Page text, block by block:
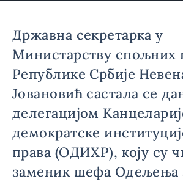
Државна секретарка у
Министарству спољних
Републике Србије
Јовановић састала се
делегацијом
демократске
права (ОДИХР), коју су
заменик шефа Одељења